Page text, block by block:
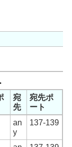
宛
先
宛先ポ
ート
an
y
137-139